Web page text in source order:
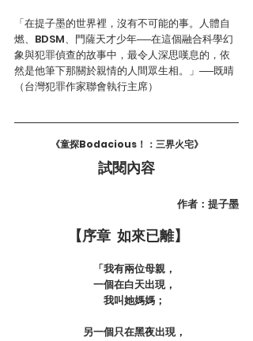
「在提子墨的世界裡，沒有不可能的事。人體自
燃、BDSM、門薩天才少年──在這個融合科學幻
象與犯罪偵查的故事中，最令人深思嘆息的，依
然是他筆下那關於親情的人間眾生相。」──既晴
（台灣犯罪作家聯會執行主席）
《童探Bodacious！：三界火宅》
試閱內容
作者：提子墨
【序章  如來已離】
「我有兩位母親，
  　一個在白天出現，
  　我叫她媽媽；
  　另一個只在黑夜出現，